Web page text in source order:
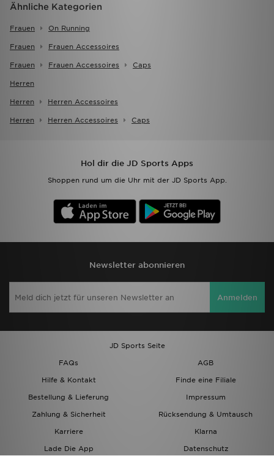
Ähnliche Kategorien
Frauen On Running
Frauen Frauen Accessoires
Frauen Frauen Accessoires Caps
Herren
Herren Herren Accessoires
Herren Herren Accessoires Caps
Hol dir die JD Sports Apps
Shoppen rund um die Uhr mit der JD Sports App.
Newsletter abonnieren
Anmelden
JD Sports Seite
FAQs
AGB
Hilfe & Kontakt
Finde eine Filiale
Bestellung & Lieferung
Impressum
Zahlung & Sicherheit
Rücksendung & Umtausch
Karriere
Klarna
Lade Die App
Datenschutz